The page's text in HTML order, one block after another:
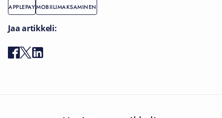
APPLEPAYMOBIILIMAKSAMINEN
Jaa artikkeli: